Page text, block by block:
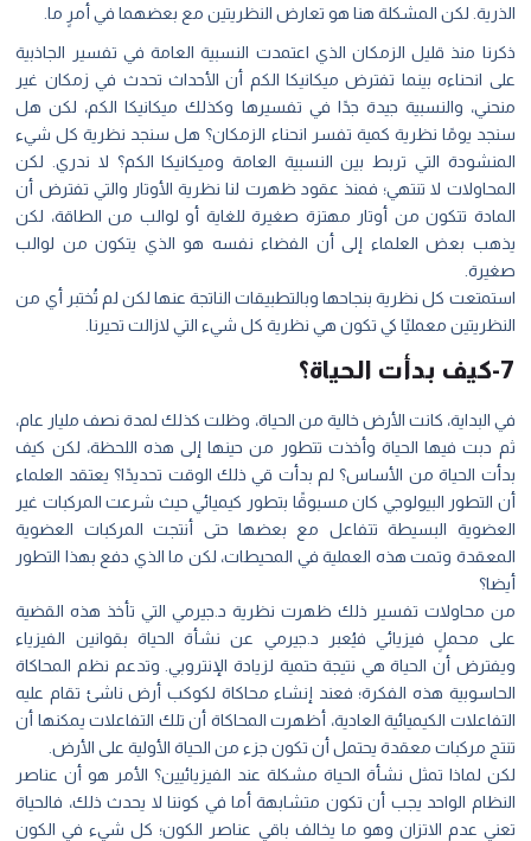
الذرية. لكن المشكلة هنا هو تعارض النظريتين مع بعضهما في أمرٍ ما.
ذكرنا منذ قليل الزمكان الذي اعتمدت النسبية العامة في تفسير الجاذبية
على انحناءه بينما تفترض ميكانيكا الكم أن الأحداث تحدث في زمكان غير
منحني، والنسبية جيدة جدًا في تفسيرها وكذلك ميكانيكا الكم، لكن هل
سنجد يومًا نظرية كمية تفسر انحناء الزمكان؟ هل سنجد نظرية كل شيء
المنشودة التي تربط بين النسبية العامة وميكانيكا الكم؟ لا ندري. لكن
المحاولات لا تنتهي؛ فمنذ عقود ظهرت لنا نظرية الأوتار والتي تفترض أن
المادة تتكون من أوتار مهتزة صغيرة للغاية أو لوالب من الطاقة، لكن
يذهب بعض العلماء إلى أن الفضاء نفسه هو الذي يتكون من لوالب
صغيرة.
استمتعت كل نظرية بنجاحها وبالتطبيقات الناتجة عنها لكن لم تُختبر أي من
النظريتين معمليًا كي تكون هي نظرية كل شيء التي لازالت تحيرنا.
7-كيف بدأت الحياة؟
في البداية، كانت الأرض خالية من الحياة، وظلت كذلك لمدة نصف مليار عام،
ثم دبت فيها الحياة وأخذت تتطور من حينها إلى هذه اللحظة، لكن كيف
بدأت الحياة من الأساس؟ لم بدأت قي ذلك الوقت تحديدًا؟ يعتقد العلماء
أن التطور البيولوجي كان مسبوقًا بتطور كيميائي حيث شرعت المركبات غير
العضوية البسيطة تتفاعل مع بعضها حتى أنتجت المركبات العضوية
المعقدة وتمت هذه العملية في المحيطات، لكن ما الذي دفع بهذا التطور
أيضا؟
من محاولات تفسير ذلك ظهرت نظرية د.جيرمي التي تأخذ هذه القضية
على محملٍ فيزيائي فيُعبر د.جيرمي عن نشأة الحياة بقوانين الفيزياء
ويفترض أن الحياة هي نتيجة حتمية لزيادة الإنتروبي. وتدعم نظم المحاكاة
الحاسوبية هذه الفكرة؛ فعند إنشاء محاكاة لكوكب أرض ناشئ تقام عليه
التفاعلات الكيميائية العادية، أظهرت المحاكاة أن تلك التفاعلات يمكنها أن
تنتج مركبات معقدة يحتمل أن تكون جزء من الحياة الأولية على الأرض.
لكن لماذا تمثل نشأة الحياة مشكلة عند الفيزيائيين؟ الأمر هو أن عناصر
النظام الواحد يجب أن تكون متشابهة أما في كوننا لا يحدث ذلك، فالحياة
تعني عدم الاتزان وهو ما يخالف باقي عناصر الكون؛ كل شيء في الكون